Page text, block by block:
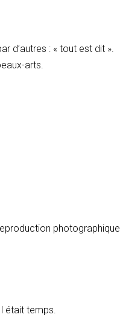
d’autres : « tout est dit ».
arts.
photographique
était temps.